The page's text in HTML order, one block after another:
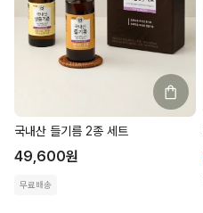
국내산 들기름 2종 세트
49,600원
무료배송